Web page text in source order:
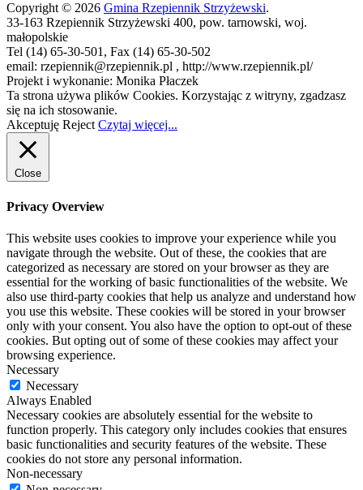
Copyright © 2026 Gmina Rzepiennik Strzyżewski.
33-163 Rzepiennik Strzyżewski 400, pow. tarnowski, woj.
małopolskie
Tel (14) 65-30-501, Fax (14) 65-30-502
email: rzepiennik@rzepiennik.pl , http://www.rzepiennik.pl/
Projekt i wykonanie: Monika Płaczek
Ta strona używa plików Cookies. Korzystając z witryny, zgadzasz
się na ich stosowanie.
Akceptuję Reject Czytaj więcej...
Close
Privacy Overview
This website uses cookies to improve your experience while you
navigate through the website. Out of these, the cookies that are
categorized as necessary are stored on your browser as they are
essential for the working of basic functionalities of the website. We
also use third-party cookies that help us analyze and understand how
you use this website. These cookies will be stored in your browser
only with your consent. You also have the option to opt-out of these
cookies. But opting out of some of these cookies may affect your
browsing experience.
Necessary
Necessary
Always Enabled
Necessary cookies are absolutely essential for the website to
function properly. This category only includes cookies that ensures
basic functionalities and security features of the website. These
cookies do not store any personal information.
Non-necessary